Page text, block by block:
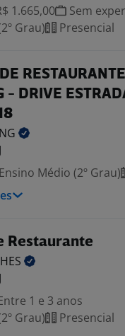
1.665,00
Sem
Grau)
Presencial
- DRIVE
Ensino Médio (2º Grau)
Restaurante
1 e 3 anos
Grau)
Presencial